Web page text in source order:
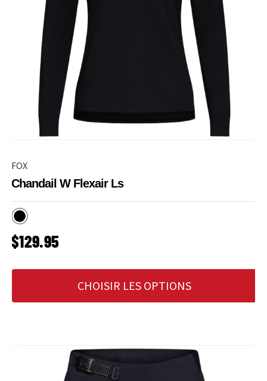
FOX
Chandail W Flexair Ls
Noir
PRIX HABITUEL
$129.95
CHOISIR LES OPTIONS